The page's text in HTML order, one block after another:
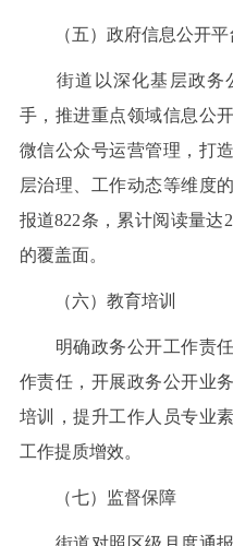
（五）政府信息公开平
街道以深化基层政务
手，推进重点领域信息公
微信公众号运营管理，打
层治理、工作动态等维度
报道822条，累计阅读量达
的覆盖面。
（六）教育培训
明确政务公开工作责任
作责任，开展政务公开业
培训，提升工作人员专业
工作提质增效。
（七）监督保障